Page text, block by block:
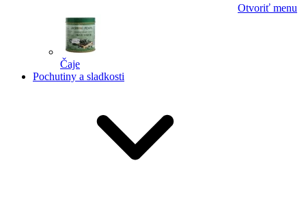
Otvoriť menu
Čaje
Pochutiny a sladkosti